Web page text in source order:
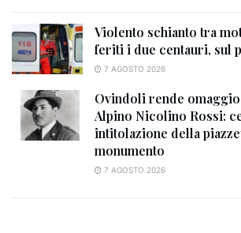
Violento schianto tra
feriti i due centauri, sul
7 AGOSTO 2026
Ovindoli rende
Alpino Nicolino Rossi:
intitolazione della
monumento
7 AGOSTO 2026